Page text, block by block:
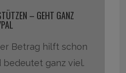
– GEHT GANZ
Betrag hilft schon
bedeutet ganz viel.